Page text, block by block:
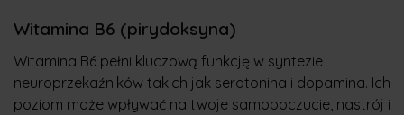
Witamina B6 (pirydoksyna)
Witamina B6 pełni kluczową funkcję w syntezie
neuroprzekaźników takich jak serotonina i dopamina. Ich
poziom może wpływać na twoje samopoczucie, nastrój i